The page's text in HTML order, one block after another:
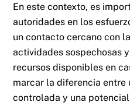
En este contexto, es
autoridades en los
un contacto cercano con
actividades sospechosas
recursos disponibles en
marcar la diferencia entre
controlada y una